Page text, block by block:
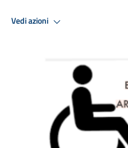
Vedi azioni